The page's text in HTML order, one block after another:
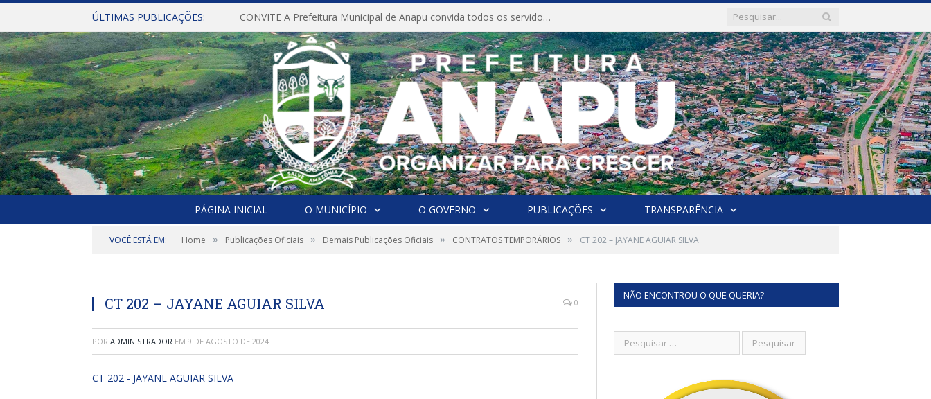
ÚLTIMAS PUBLICAÇÕES: CONVITE A Prefeitura Municipal de Anapu convida todos os servidores públicos municipais para participarem da Audiência Pública de discussão da Lei de Diretrizes Orçamentárias (LDO), importante instrumento de planejamento das ações e investimentos da Administração Pública para o próximo exercício financeiro.
PÁGINA INICIAL O MUNICÍPIO O GOVERNO PUBLICAÇÕES TRANSPARÊNCIA
VOCÊ ESTÁ EM: Home » Publicações Oficiais » Demais Publicações Oficiais » CONTRATOS TEMPORÁRIOS » CT 202 – JAYANE AGUIAR SILVA
CT 202 – JAYANE AGUIAR SILVA 0
POR ADMINISTRADOR EM 9 DE AGOSTO DE 2024
CT 202 - JAYANE AGUIAR SILVA
NÃO ENCONTROU O QUE QUERIA?